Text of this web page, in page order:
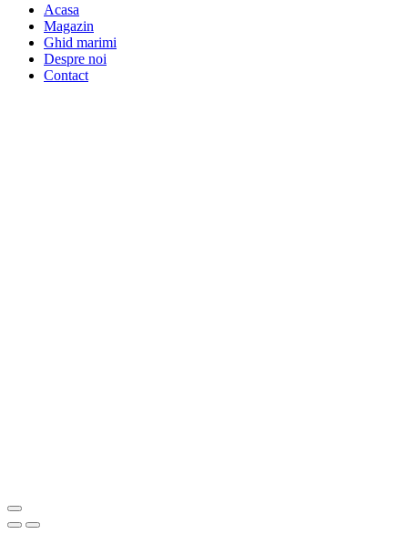
Acasa
Magazin
Ghid marimi
Despre noi
Contact